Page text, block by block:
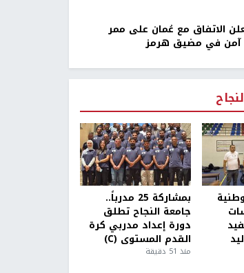
الاتفاق مع عُمان على ممر
آمن في مضيق هرمز
بمشاركة 25 مدرباً..
جامعة النجاح تطلق
دورة إعداد مدربي كرة
القدم المستوى (C)
منذ 51 دقيقة